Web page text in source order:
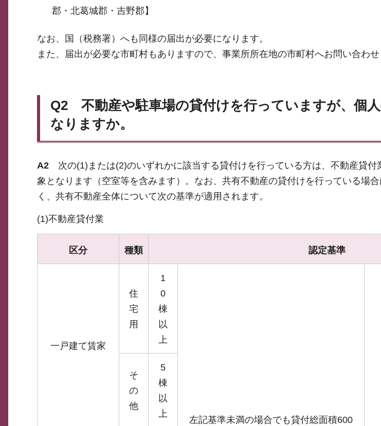
郡・北葛城郡・吉野郡】
なお、国（税務署）へも同様の届出が必要になります。
また、届出が必要な市町村もありますので、事業所所在地の市町村へお問い合わせ
Q2 不動産や駐車場の貸付けを行っていますが、個
なりますか。
A2 次の(1)または(2)のいずれかに該当する貸付けを行っている方は、不動産貸付
象となります（空室等を含みます）。なお、共有不動産の貸付けを行っている場
く、共有不動産全体について次の基準が適用されます。
(1)不動産貸付業
区分 種類 認定基準
一戸建て賃家
住
宅
用
1
0
棟
以
上
左記基準未満の場合でも貸付総面積600
そ
の
他
5
棟
以
上